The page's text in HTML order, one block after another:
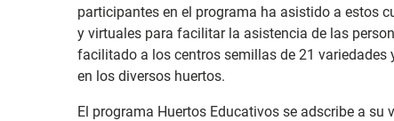
participantes en el programa ha asistido a estos
y virtuales para facilitar la asistencia de las
facilitado a los centros semillas de 21
en los diversos huertos.
El programa Huertos Educativos se adscribe a su